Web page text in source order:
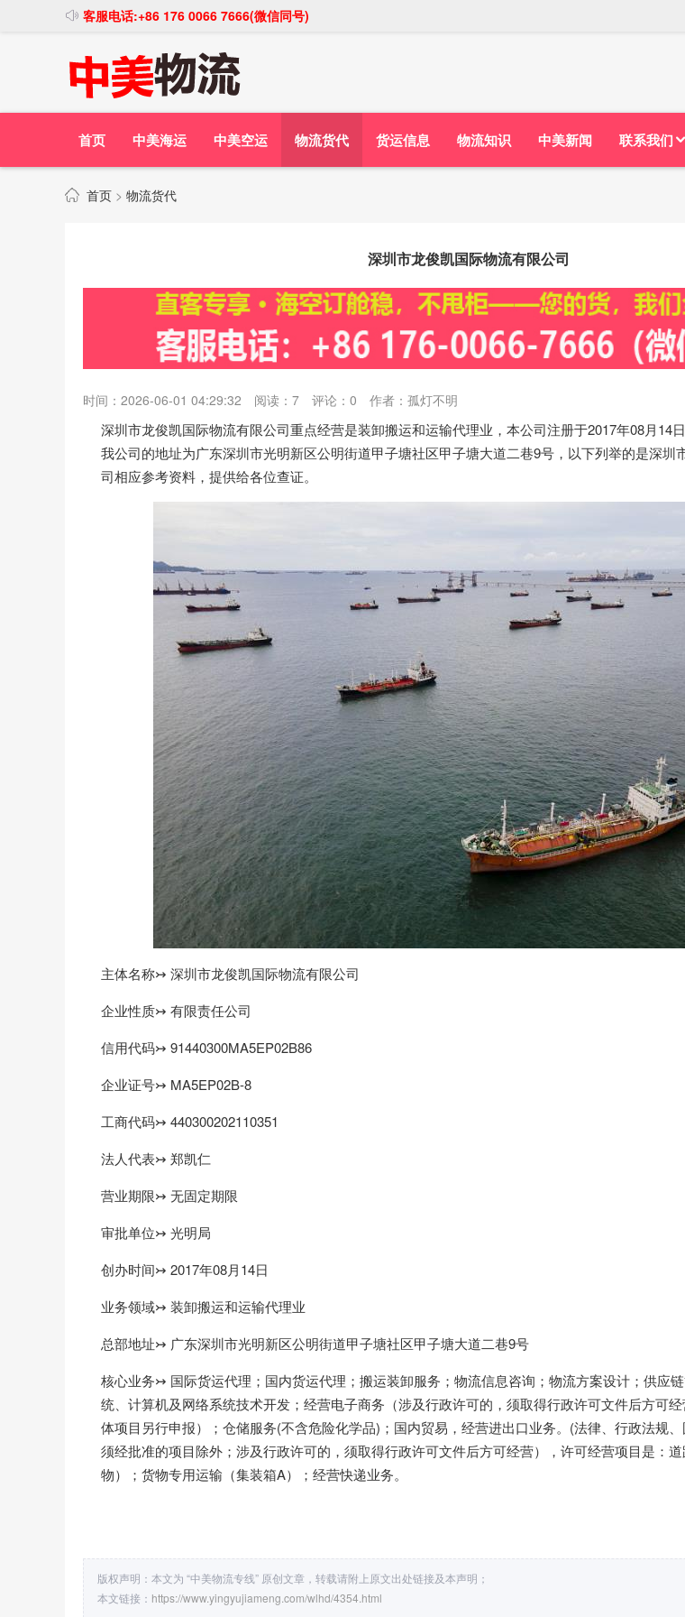
客服电话:+86 176 0066 7666(微信同号)
首页 中美海运 中美空运 物流货代 货运信息 物流知识 中美新闻 联系我们
首页 > 物流货代
深圳市龙俊凯国际物流有限公司
时间：2026-06-01 04:29:32 阅读： 7 评论： 0 作者：孤灯不明
深圳市龙俊凯国际物流有限公司重点经营是装卸搬运和运输代理业，本公司注册于2017年08月14
我公司的地址为广东深圳市光明新区公明街道甲子塘社区甲子塘大道二巷9号，以下列举的是深圳
司相应参考资料，提供给各位查证。
主体名称↣ 深圳市龙俊凯国际物流有限公司
企业性质↣ 有限责任公司
信用代码↣ 91440300MA5EP02B86
企业证号↣ MA5EP02B-8
工商代码↣ 440300202110351
法人代表↣ 郑凯仁
营业期限↣ 无固定期限
审批单位↣ 光明局
创办时间↣ 2017年08月14日
业务领域↣ 装卸搬运和运输代理业
总部地址↣ 广东深圳市光明新区公明街道甲子塘社区甲子塘大道二巷9号
核心业务↣ 国际货运代理；国内货运代理；搬运装卸服务；物流信息咨询；物流方案设计；供应
统、计算机及网络系统技术开发；经营电子商务（涉及行政许可的，须取得行政许可文件后方可
体项目另行申报）；仓储服务(不含危险化学品)；国内贸易，经营进出口业务。(法律、行政法规
须经批准的项目除外；涉及行政许可的，须取得行政许可文件后方可经营），许可经营项目是：
物）；货物专用运输（集装箱A）；经营快递业务。
版权声明：本文为 “中美物流专线” 原创文章，转载请附上原文出处链接及本声明；
本文链接： https://www.yingyujiameng.com/wlhd/4354.html